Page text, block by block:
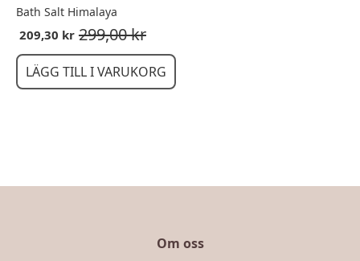
Bath Salt Himalaya
299,00kr
209,30 kr
LÄGG TILL I VARUKORG
Om oss